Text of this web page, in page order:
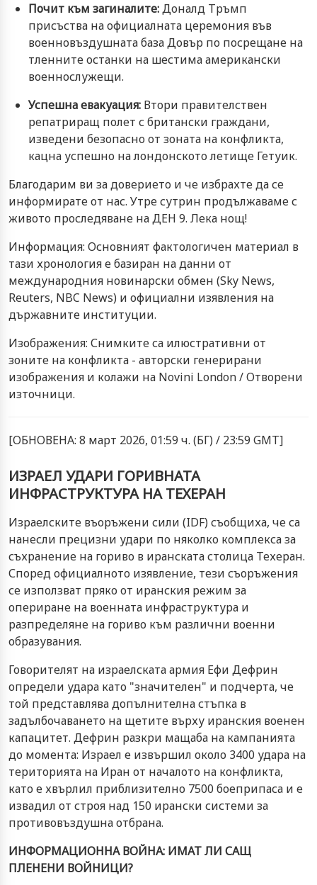
Почит към загиналите:Доналд Тръмп
присъства на официалната церемония във
военновъздушната база Довър по посрещане на
тленните останки на шестима американски
военнослужещи.
Успешна евакуация: Втори правителствен
репатриращ полет с британски граждани,
изведени безопасно от зоната на конфликта,
кацна успешно на лондонското летище Гетуик.
Благодарим ви за доверието и че избрахте да се
информирате от нас. Утре сутрин продължаваме с
живото проследяване на ДЕН 9. Лека нощ!
Информация: Основният фактологичен материал в
тази хронология е базиран на данни от
международния новинарски обмен (Sky News,
Reuters, NBC News) и официални изявления на
държавните институции.
Изображения: Снимките са илюстративни от
зоните на конфликта - авторски генерирани
изображения и колажи на Novini London / Отворени
източници.
[ОБНОВЕНА: 8 март 2026, 01:59 ч. (БГ) / 23:59 GMT]
ИЗРАЕЛ УДАРИ ГОРИВНАТА
ИНФРАСТРУКТУРА НА ТЕХЕРАН
Израелските въоръжени сили (IDF) съобщиха, че са
нанесли прецизни удари по няколко комплекса за
съхранение на гориво в иранската столица Техеран.
Според официалното изявление, тези съоръжения
се използват пряко от иранския режим за
опериране на военната инфраструктура и
разпределяне на гориво към различни военни
образувания.
Говорителят на израелската армия Ефи Дефрин
определи удара като "значителен" и подчерта, че
той представлява допълнителна стъпка в
задълбочаването на щетите върху иранския военен
капацитет. Дефрин разкри мащаба на кампанията
до момента: Израел е извършил около 3400 удара на
територията на Иран от началото на конфликта,
като е хвърлил приблизително 7500 боеприпаса и е
извадил от строя над 150 ирански системи за
противовъздушна отбрана.
ИНФОРМАЦИОННА ВОЙНА: ИМАТ ЛИ САЩ
ПЛЕНЕНИ ВОЙНИЦИ?